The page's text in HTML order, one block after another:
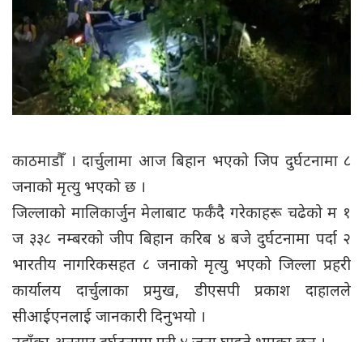
काठमाडौँ । दार्चुलामा आज बिहान भएको जिप दुर्घटनामा ८
जनाको मृत्यु भएको छ ।
जिल्लाको मालिकार्जुन मेलाबाट फर्कँदै गरेकाहरू चढेको म १
ज ३३८ नम्बरको जीप बिहान करिब ४ बजे दुर्घटनामा पर्दा २
भारतीय नागरिकसहत ८ जनाको मृत्यु भएको जिल्ला प्रहरी
कार्यालय दार्चुलाका प्रमुख, डीएसपी प्रकाश दाहालले
सीआईएनलाई जानकारी दिनुभयो ।